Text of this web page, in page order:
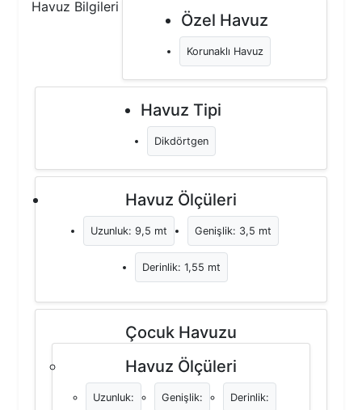
Havuz Bilgileri
Özel Havuz
Korunaklı Havuz
Havuz Tipi
Dikdörtgen
Havuz Ölçüleri
Uzunluk: 9,5 mt Genişlik: 3,5 mt
Derinlik: 1,55 mt
Çocuk Havuzu
Havuz Ölçüleri
Uzunluk: Genişlik: Derinlik: